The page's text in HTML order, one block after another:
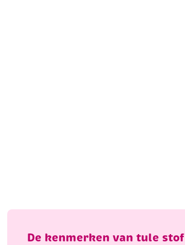
De kenmerken van tule stof